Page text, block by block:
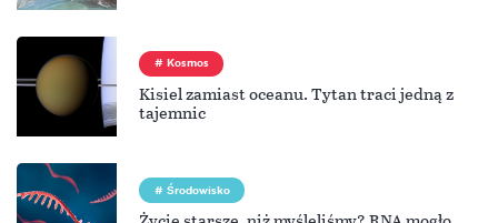
Kosmos
Kisiel zamiast oceanu. Tytan traci jedną z
tajemnic
Środowisko